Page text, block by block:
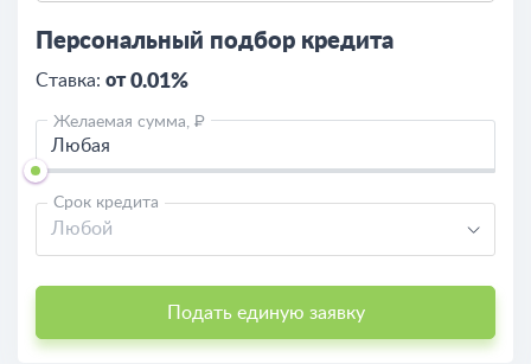
Персональный подбор кредита
Ставка: от0.01%
Желаемая сумма, ₽
Срок кредита
Любой
Подать единую заявку